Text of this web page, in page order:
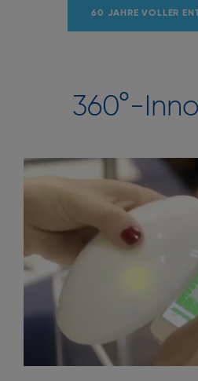
60 JAHRE VOLLER
360°-